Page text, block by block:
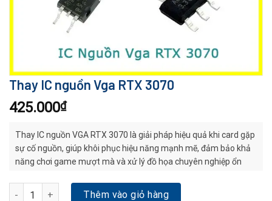
Thay IC nguồn Vga RTX 3070
425.000₫
Thay IC nguồn VGA RTX 3070 là giải pháp hiệu quả khi card gặp
sự cố nguồn, giúp khôi phục hiệu năng mạnh mẽ, đảm bảo khả
năng chơi game mượt mà và xử lý đồ họa chuyên nghiệp ổn
Thay IC nguồn Vga RTX 3070 số lượng
Thêm vào giỏ hàng